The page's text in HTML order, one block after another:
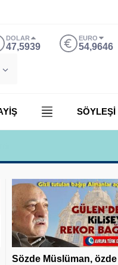
DOLAR
47,5939
EURO
54,9646
SÖYLEŞİ
Sözde Müslüman, özde